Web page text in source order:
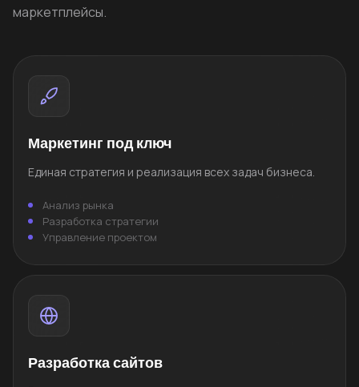
маркетплейсы.
Маркетинг под ключ
Единая стратегия и реализация всех задач бизнеса.
Анализ рынка
Разработка стратегии
Управление проектом
Разработка сайтов